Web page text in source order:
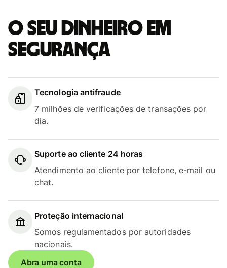
O seu dinheiro em
segurança
Tecnologia antifraude
7 milhões de verificações de transações por
dia.
Suporte ao cliente 24 horas
Atendimento ao cliente por telefone, e-mail ou
chat.
Proteção internacional
Somos regulamentados por autoridades
nacionais.
Abra uma conta